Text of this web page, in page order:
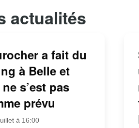
actualités
a fait du
à Belle et
s’est pas
prévu
à 16:00